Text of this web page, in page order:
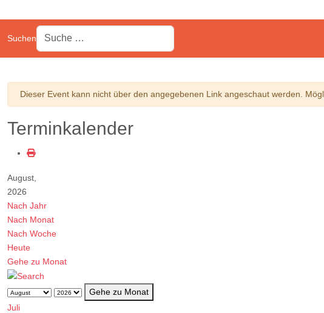
Suchen
Warnung
Dieser Event kann nicht über den angegebenen Link angeschaut werden.
Terminkalender
August,
2026
Nach Jahr
Nach Monat
Nach Woche
Heute
Gehe zu Monat
Gehe zu Monat
Juli